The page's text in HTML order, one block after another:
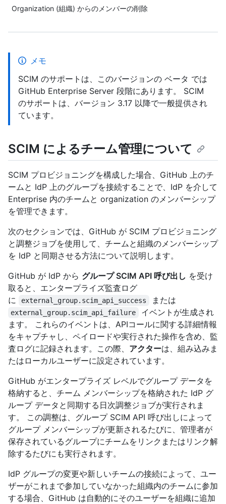
Organization (組織) からのメンバーの削除
メモ
SCIM のサポートは、このバージョンの ベータ では
GitHub Enterprise Server 段階にあります。 SCIM
のサポートは、バージョン 3.17 以降で一般提供され
ています。
SCIM によるチーム管理について
SCIM プロビジョニングを構成した場合、GitHub 上のチ
ームと IdP 上のグループを接続することで、IdP を介して
Enterprise 内のチームと organization のメンバーシップ
を管理できます。
次のセクションでは、GitHub が SCIM プロビジョニング
と調整ジョブを使用して、チームと組織のメンバーシップ
を IdP と同期させる方法について説明します。
GitHub が IdP から グループ SCIM API 呼び出し を受け
取ると、エンタープライズ監査ログ
に
external_group.scim_api_success または
external_group.scim_api_failure
イベントが生成され
ます。 これらのイベントは、APIコールに関する詳細情報
をキャプチャし、ペイロードや実行された操作を含め、監
査ログに記録されます。この際、 アクターは、組み込みま
たはローカルユーザーに設定されています。
GitHub がエンタープライズ レベルでグループ データを
格納すると、チーム メンバーシップを格納された IdP グ
ループ データと同期する日次調整ジョブが実行されま
す。 この調整は、グループ SCIM API 呼び出しによって
グループ メンバーシップが更新されるたびに、管理者が
保存されているグループにチームをリンクまたはリンク解
除するたびにも実行されます。
IdP グループの変更や新しいチームの接続によって、ユー
ザーがこれまで参加していなかった組織内のチームに参加
する場合、GitHub は自動的にそのユーザーを組織に追加